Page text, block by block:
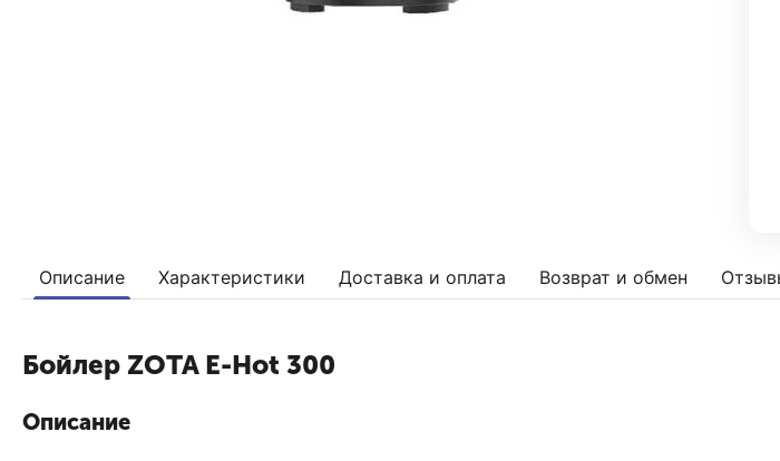
Описание Характеристики Доставка и оплата Возврат и обмен
Бойлер ZOTA E-Hot 300
Описание